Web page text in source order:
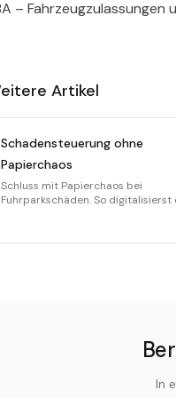
–
Artikel
Schadensteuerung ohne
Papierchaos
Schluss mit Papierchaos bei
Fuhrparkschäden. So digitalisierst
In